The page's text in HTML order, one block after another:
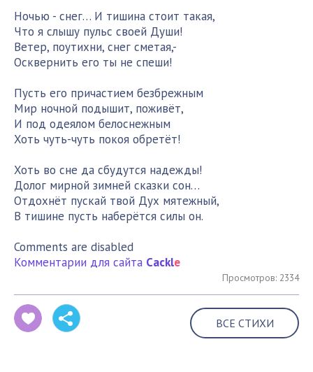
Ночью - снег… И тишина стоит такая,
Что я слышу пульс своей Души!
Ветер, поутихни, снег сметая,-
Осквернить его ты не спеши!
Пусть его причастием безбрежным
Мир ночной подышит, поживёт,
И под одеялом белоснежным
Хоть чуть-чуть покоя обретёт!
Хоть во сне да сбудутся надежды!
Долог мирной зимней сказки сон…
Отдохнёт пускай твой Дух мятежный,
В тишине пусть наберётся силы он.
Comments are disabled
Комментарии для сайта Cackle
Просмотров: 2334
ВСЕ СТИХИ